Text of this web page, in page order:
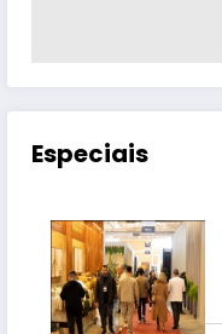
Especiais